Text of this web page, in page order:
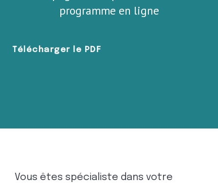
programme en ligne
Télécharger le PDF
Vous êtes spécialiste dans votre